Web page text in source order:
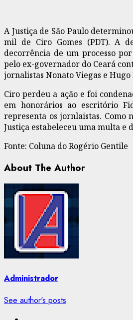
A Justiça de São Paulo
mil de Ciro Gomes (PDT). A
decorrência de um processo
pelo ex-governador do Ceará
jornalistas Nonato Viegas e Hugo
Ciro perdeu a ação e foi
em honorários ao escritório
representa os jornlaistas. Como
Justiça estabeleceu uma multa e
Fonte: Coluna do Rogério Gentile
About The Author
Administrador
See author's posts